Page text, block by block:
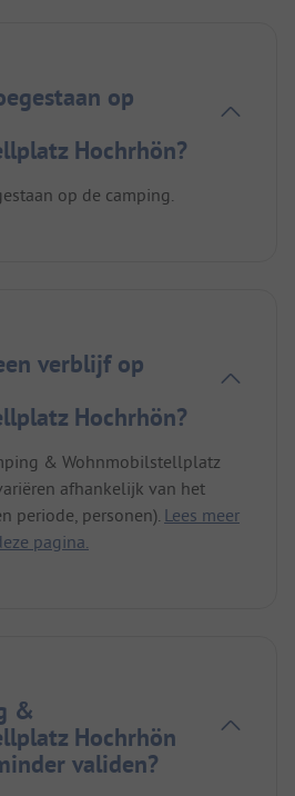
op
Hochrhön?
op de camping.
verblijf op
Hochrhön?
& Wohnmobilstellplatz
afhankelijk van het
periode, personen). Lees meer
pagina.
&
Hochrhön
validen?